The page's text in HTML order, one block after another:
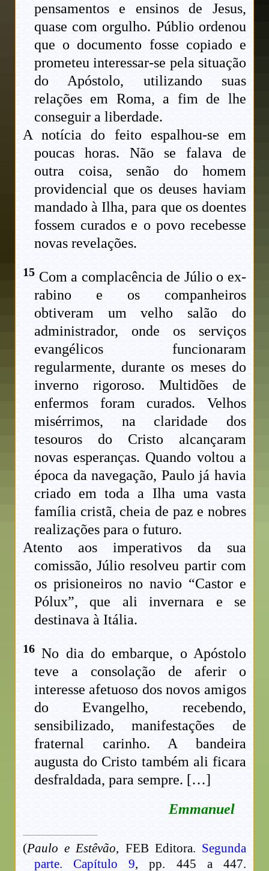
pensamentos e ensinos de Jesus,
quase com orgulho. Públio ordenou
que o documento fosse copiado e
prometeu interessar-se pela situação
do Apóstolo, utilizando suas
relações em Roma, a fim de lhe
conseguir a liberdade.
A notícia do feito espalhou-se em
poucas horas. Não se falava de
outra coisa, senão do homem
providencial que os deuses haviam
mandado à Ilha, para que os doentes
fossem curados e o povo recebesse
novas revelações.
15 Com a complacência de Júlio o ex-
rabino e os companheiros
obtiveram um velho salão do
administrador, onde os serviços
evangélicos funcionaram
regularmente, durante os meses do
inverno rigoroso. Multidões de
enfermos foram curados. Velhos
misérrimos, na claridade dos
tesouros do Cristo alcançaram
novas esperanças. Quando voltou a
época da navegação, Paulo já havia
criado em toda a Ilha uma vasta
família cristã, cheia de paz e nobres
realizações para o futuro.
Atento aos imperativos da sua
comissão, Júlio resolveu partir com
os prisioneiros no navio “Castor e
Pólux”, que ali invernara e se
destinava à Itália.
16 No dia do embarque, o Apóstolo
teve a consolação de aferir o
interesse afetuoso dos novos amigos
do Evangelho, recebendo,
sensibilizado, manifestações de
fraternal carinho. A bandeira
augusta do Cristo também ali ficara
desfraldada, para sempre. […]
Emmanuel
(Paulo e Estêvão, FEB Editora. Segunda
parte. Capítulo 9, pp. 445 a 447.